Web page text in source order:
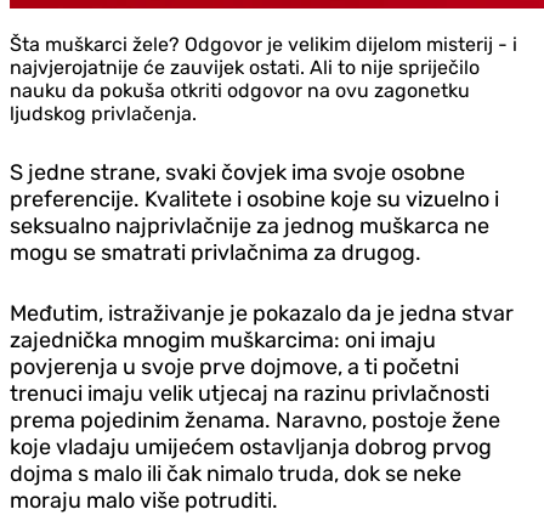
Šta muškarci žele? Odgovor je velikim dijelom misterij - i
najvjerojatnije će zauvijek ostati. Ali to nije spriječilo
nauku da pokuša otkriti odgovor na ovu zagonetku
ljudskog privlačenja.
S jedne strane, svaki čovjek ima svoje osobne
preferencije. Kvalitete i osobine koje su vizuelno i
seksualno najprivlačnije za jednog muškarca ne
mogu se smatrati privlačnima za drugog.
Međutim, istraživanje je pokazalo da je jedna stvar
zajednička mnogim muškarcima: oni imaju
povjerenja u svoje prve dojmove, a ti početni
trenuci imaju velik utjecaj na razinu privlačnosti
prema pojedinim ženama. Naravno, postoje žene
koje vladaju umijećem ostavljanja dobrog prvog
dojma s malo ili čak nimalo truda, dok se neke
moraju malo više potruditi.